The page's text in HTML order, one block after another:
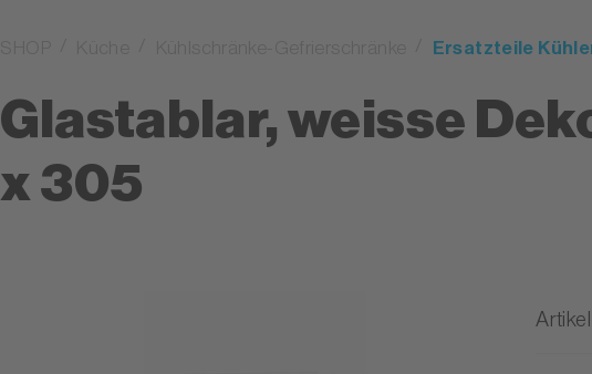
Ersatzteile
Glastablar, weisse
x 305